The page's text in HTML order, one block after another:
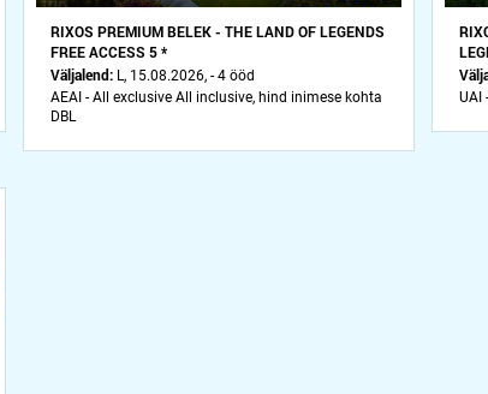
RIXOS PREMIUM BELEK - THE LAND OF LEGENDS
FREE ACCESS 5 *
Väljalend: L, 15.08.2026, - 4 ööd
AEAI - All exclusive All inclusive, hind inimese kohta
DBL
UAI